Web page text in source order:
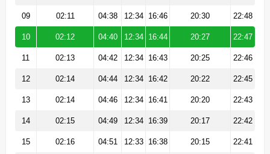
09 02:11 04:38 12:34 16:46 20:30 22:48
10 02:12 04:40 12:34 16:44 20:27 22:47
11 02:13 04:42 12:34 16:43 20:25 22:46
12 02:14 04:44 12:34 16:42 20:22 22:45
13 02:14 04:46 12:34 16:41 20:20 22:43
14 02:15 04:49 12:34 16:39 20:17 22:42
15 02:16 04:51 12:33 16:38 20:15 22:41